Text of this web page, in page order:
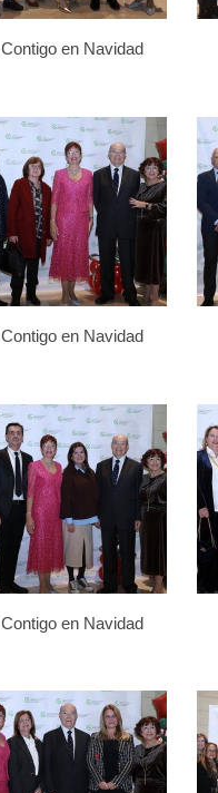
Contigo en Navidad
Contigo en Navidad
Contigo en Navidad